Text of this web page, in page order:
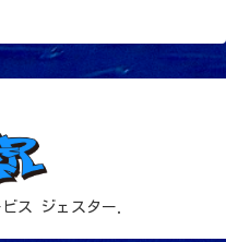
ス ジェスター.